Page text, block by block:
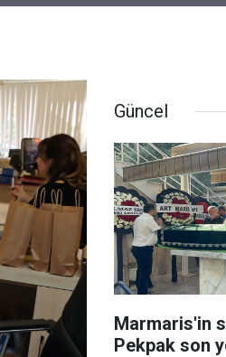
Güncel
Marmaris'in
Pekpak son